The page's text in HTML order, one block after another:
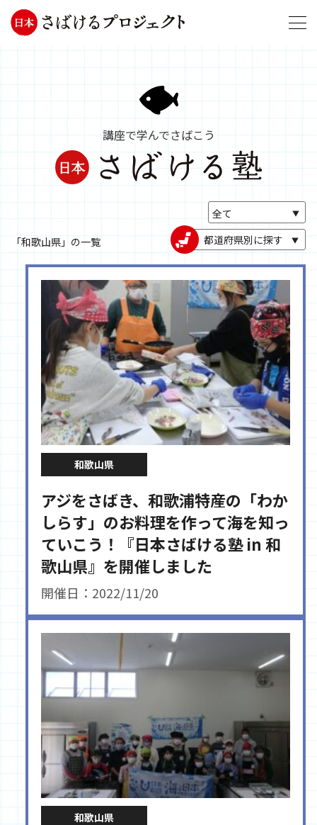
講座で学んでさばこう
「和歌山県」の一覧 都道府県別に探す
和歌山県
アジをさばき、和歌浦特産の「わか
しらす」のお料理を作って海を知っ
ていこう！『日本さばける塾 in 和
歌山県』を開催しました
開催日：2022/11/20
和歌山県